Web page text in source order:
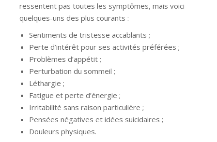
ressentent pas toutes les symptômes, mais voici
quelques-uns des plus courants :
Sentiments de tristesse accablants ;
Perte d’intérêt pour ses activités préférées ;
Problèmes d’appétit ;
Perturbation du sommeil ;
Léthargie ;
Fatigue et perte d’énergie ;
Irritabilité sans raison particulière ;
Pensées négatives et idées suicidaires ;
Douleurs physiques.